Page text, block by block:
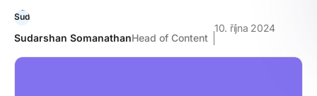
Sudarshan SomanathanHead of Content
10. října 2024